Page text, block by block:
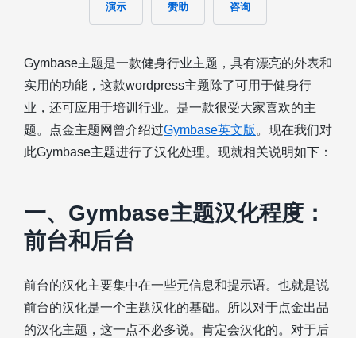
演示 赞助 咨询
Gymbase主题是一款健身行业主题，具有漂亮的外表和
实用的功能，这款wordpress主题除了可用于健身行
业，还可应用于培训行业。是一款很受大家喜欢的主
题。点金主题网曾介绍过Gymbase英文版 。现在我们对
此Gymbase主题进行了汉化处理。现就相关说明如下：
一、Gymbase主题汉化程度：
前台和后台
前台的汉化主要集中在一些元信息和提示语。也就是说
前台的汉化是一个主题汉化的基础。所以对于点金出品
的汉化主题，这一点不必多说。肯定会汉化的。对于后